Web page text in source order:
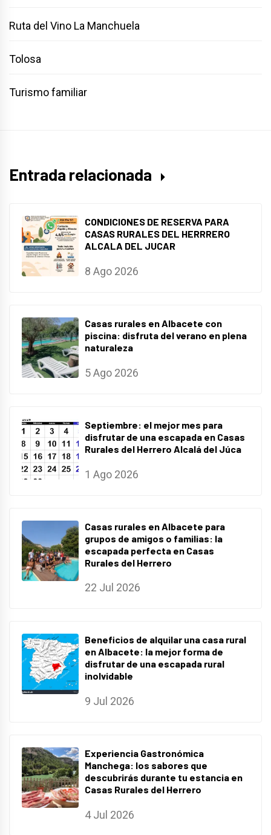
Ruta del Vino La Manchuela
Tolosa
Turismo familiar
Entrada relacionada
CONDICIONES DE RESERVA PARA
CASAS RURALES DEL HERRRERO
ALCALA DEL JUCAR
8 Ago 2026
Casas rurales en Albacete con
piscina: disfruta del verano en plena
naturaleza
5 Ago 2026
Septiembre: el mejor mes para
disfrutar de una escapada en Casas
Rurales del Herrero Alcalá del Júca
1 Ago 2026
Casas rurales en Albacete para
grupos de amigos o familias: la
escapada perfecta en Casas
Rurales del Herrero
22 Jul 2026
Beneficios de alquilar una casa rural
en Albacete: la mejor forma de
disfrutar de una escapada rural
inolvidable
9 Jul 2026
Experiencia Gastronómica
Manchega: los sabores que
descubrirás durante tu estancia en
Casas Rurales del Herrero
4 Jul 2026